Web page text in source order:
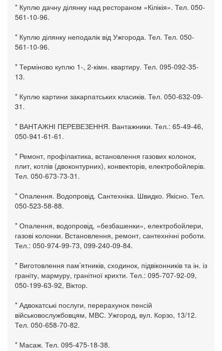
* Куплю дачну ділянку над рестораном «Кілікія». Тел. 050-
561-10-96.
* Куплю ділянку неподалік від Ужгорода. Тел. Тел. 050-
561-10-96.
* Терміново куплю 1-, 2-кімн. квартиру. Тел. 095-092-35-
13.
* Куплю картини закарпатських класиків. Тел. 050-632-09-
31.
* ВАНТАЖНІ ПЕРЕВЕЗЕННЯ. Вантажники. Тел.: 65-49-46,
050-941-61-61.
* Ремонт, профілактика, встановлення газових колонок,
плит, котлів (двоконтурних), конвекторів, електробойлерів.
Тел. 050-673-73-31.
* Опалення. Водопровід. Сантехніка. Швидко. Якісно. Тел.
050-523-58-88.
* Опалення, водопровід, «безбашенки», електробойлери,
газові колонки. Встановлення, ремонт, сантехнічні роботи.
Тел.: 050-974-99-73, 099-240-09-84.
* Виготовлення пам’ятників, сходинок, підвіконників та ін. із
граніту, мармуру, гранітної крихти. Тел.: 095-707-92-09,
050-199-63-92, Віктор.
* Адвокатські послуги, перерахунок пенсій
військовослужбовцям, МВС. Ужгород, вул. Корзо, 13/12.
Тел. 050-658-70-82.
* Масаж. Тел. 095-475-18-38.